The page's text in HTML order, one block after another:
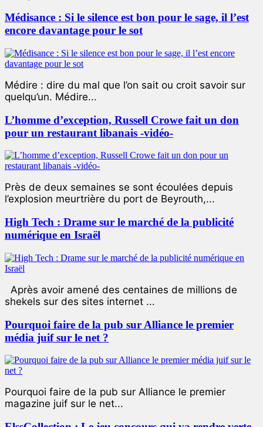
Médisance : Si le silence est bon pour le sage, il l’est
encore davantage pour le sot
Médire : dire du mal que l’on sait ou croit savoir sur
quelqu’un. Médire...
L’homme d’exception, Russell Crowe fait un don
pour un restaurant libanais -vidéo-
Près de deux semaines se sont écoulées depuis
l’explosion meurtrière du port de Beyrouth,...
High Tech : Drame sur le marché de la publicité
numérique en Israël
Après avoir amené des centaines de millions de
shekels sur des sites internet ...
Pourquoi faire de la pub sur Alliance le premier
média juif sur le net ?
Pourquoi faire de la pub sur Alliance le premier
magazine juif sur le net...